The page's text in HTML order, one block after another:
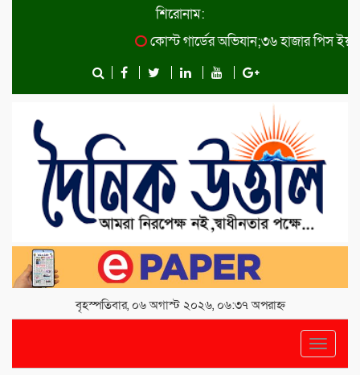
শিরোনাম:
কোস্ট গার্ডের অভিযান;৩৬ হাজার পিস ইয়াবা জব্দ
বৃহস্পতিবার, ০৬ অগাস্ট ২০২৬, ০৬:৩৭ অপরাহ্ন
Toggle